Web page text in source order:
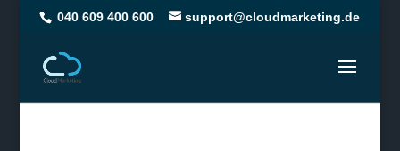
040 609 400 600 support@cloudmarketing.de